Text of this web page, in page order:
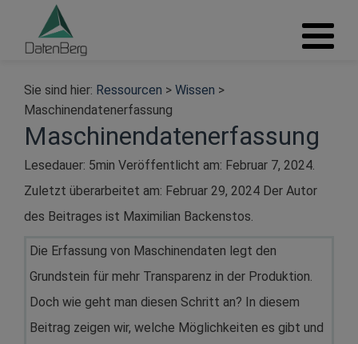
Sie sind hier: Ressourcen > Wissen >
Maschinendatenerfassung
Maschinendatenerfassung
Lesedauer: 5min Veröffentlicht am: Februar 7, 2024
Zuletzt überarbeitet am: Februar 29, 2024 Der Autor
des Beitrages ist Maximilian Backenstos
Die Erfassung von Maschinendaten legt den
Grundstein für mehr Transparenz in der Produktion.
Doch wie geht man diesen Schritt an? In diesem
Beitrag zeigen wir, welche Möglichkeiten es gibt und